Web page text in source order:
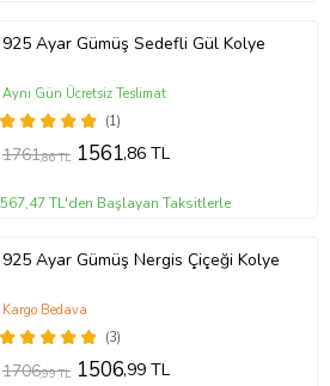
925 Ayar Gümüş Sedefli Gül Kolye
(1)
Aynı Gün Ücretsiz Teslimat
1761,86 TL 1561,86 TL
567,47 TL'den Başlayan Taksitlerle
925 Ayar Gümüş Nergis Çiçeği Kolye
(3)
Kargo Bedava
1706,99 TL 1506,99 TL